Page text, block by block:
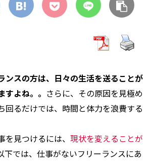
ンスの方は、日々の生活を送ることが
よね。。 さらに、その原因を見極め
回るだけでは、時間と体力を浪費する
見つけるには、 現状を変えることが
下では、仕事がないフリーランスにあ